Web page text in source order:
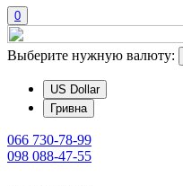
0
Выберите нужную валюту:
US Dollar
Гривна
066 730-78-99
098 088-47-55